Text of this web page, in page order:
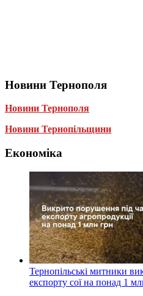
Новини Тернополя
Новини Тернополя
Новини Тернопільщини
Економіка
Тернопільські митники
експорту сої на понад 1